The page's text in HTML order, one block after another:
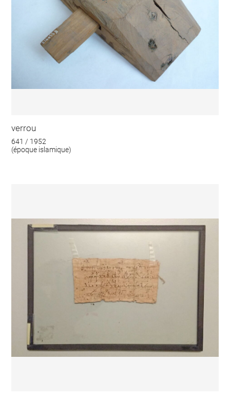
verrou
641 / 1952
(époque islamique)